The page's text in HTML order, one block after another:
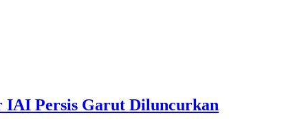
IAI Persis Garut Diluncurkan